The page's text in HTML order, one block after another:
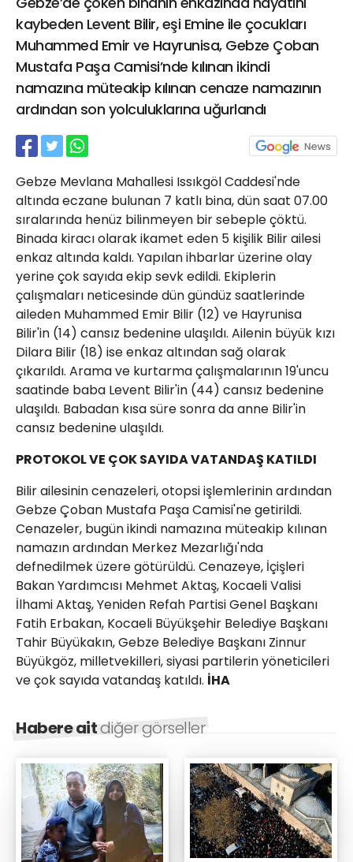
kaybeden Levent Bilir, eşi Emine ile çocukları
Muhammed Emir ve Hayrunisa, Gebze Çoban
Mustafa Paşa Camisi’nde kılınan ikindi
namazına müteakip kılınan cenaze namazının
ardından son yolculuklarına uğurlandı
Gebze Mevlana Mahallesi Issıkgöl Caddesi'nde
altında eczane bulunan 7 katlı bina, dün saat 07.00
sıralarında henüz bilinmeyen bir sebeple çöktü.
Binada kiracı olarak ikamet eden 5 kişilik Bilir ailesi
enkaz altında kaldı. Yapılan ihbarlar üzerine olay
yerine çok sayıda ekip sevk edildi. Ekiplerin
çalışmaları neticesinde dün gündüz saatlerinde
aileden Muhammed Emir Bilir (12) ve Hayrunisa
Bilir'in (14) cansız bedenine ulaşıldı. Ailenin büyük kızı
Dilara Bilir (18) ise enkaz altından sağ olarak
çıkarıldı. Arama ve kurtarma çalışmalarının 19'uncu
saatinde baba Levent Bilir'in (44) cansız bedenine
ulaşıldı. Babadan kısa süre sonra da anne Bilir'in
cansız bedenine ulaşıldı.
PROTOKOL VE ÇOK SAYIDA VATANDAŞ KATILDI
Bilir ailesinin cenazeleri, otopsi işlemlerinin ardından
Gebze Çoban Mustafa Paşa Camisi'ne getirildi.
Cenazeler, bugün ikindi namazına müteakip kılınan
namazın ardından Merkez Mezarlığı'nda
defnedilmek üzere götürüldü. Cenazeye, İçişleri
Bakan Yardımcısı Mehmet Aktaş, Kocaeli Valisi
İlhami Aktaş, Yeniden Refah Partisi Genel Başkanı
Fatih Erbakan, Kocaeli Büyükşehir Belediye Başkanı
Tahir Büyükakın, Gebze Belediye Başkanı Zinnur
Büyükgöz, milletvekilleri, siyasi partilerin yöneticileri
ve çok sayıda vatandaş katıldı. İHA
Habere aitdiğer görseller
21 Gölcük
02624132333
haber@golcukpostasi.com